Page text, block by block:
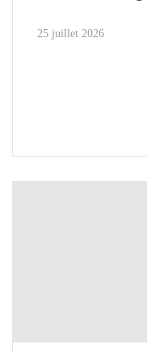
25 juillet 2026